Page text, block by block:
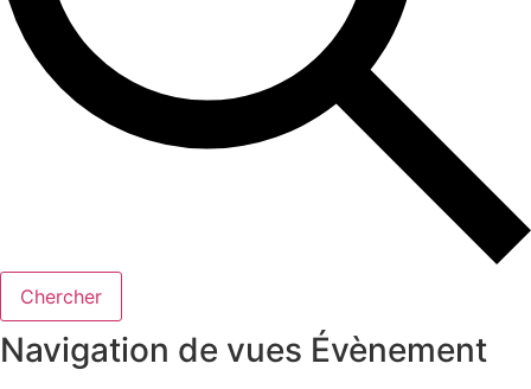
Chercher
Navigation de vues Évènement